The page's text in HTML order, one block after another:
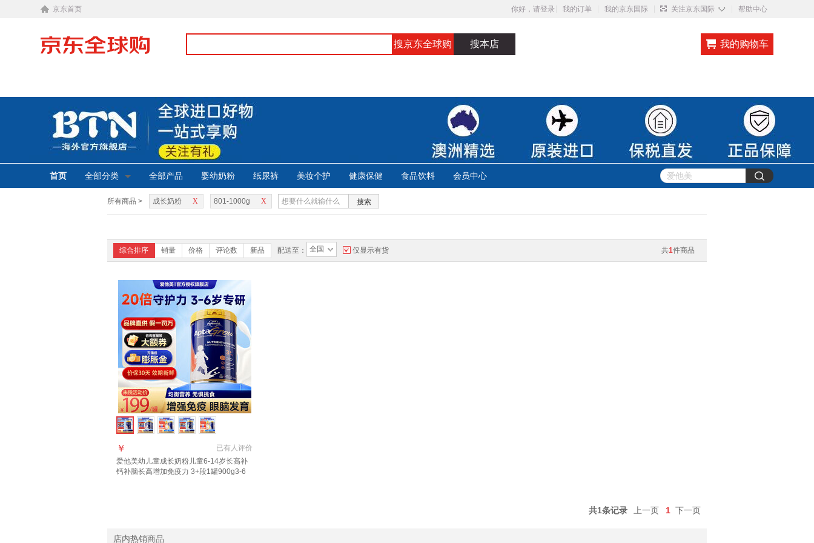
京东首页 你好，请登录 我的订单 我的京东国际 关注京东国际 ◇ 帮助中心
搜京东全球购 搜本店 我的购物车
首页 全部分类 全部产品 婴幼奶粉 纸尿裤 美妆个护 健康保健 食品饮料 会员中心
所有商品 > X
成长奶粉 X
801-1000g 搜索
共1件商品
综合排序 销量 价格 评论数 新品 配送至： 全国 仅显示有货
已有人评价
￥
爱他美幼儿童成长奶粉儿童6-14岁长高补
钙补脑长高增加免疫力 3+段1罐900g3-6
共1条记录 上一页 1 下一页
店内热销商品